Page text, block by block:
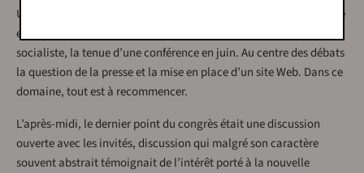
Une « feuille de route » a été ensuite discutée et votée avec la mise
en place de comités pour un parti ouvert, démocratique,
socialiste, la tenue d’une conférence en juin. Au centre des débats
la question de la presse et la mise en place d’un site Web. Dans ce
domaine, tout est à recommencer.
L’après-midi, le dernier point du congrès était une discussion
ouverte avec les invités, discussion qui malgré son caractère
souvent abstrait témoignait de l’intérêt porté à la nouvelle